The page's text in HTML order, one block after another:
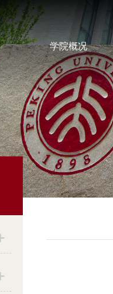
学院概况